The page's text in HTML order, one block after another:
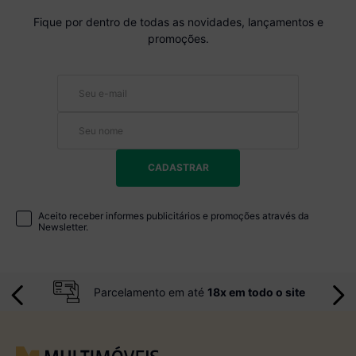
Fique por dentro de todas as novidades, lançamentos e
promoções.
CADASTRAR
Aceito receber informes publicitários e promoções através da
Newsletter.
Parcelamento em até 18x em todo o site